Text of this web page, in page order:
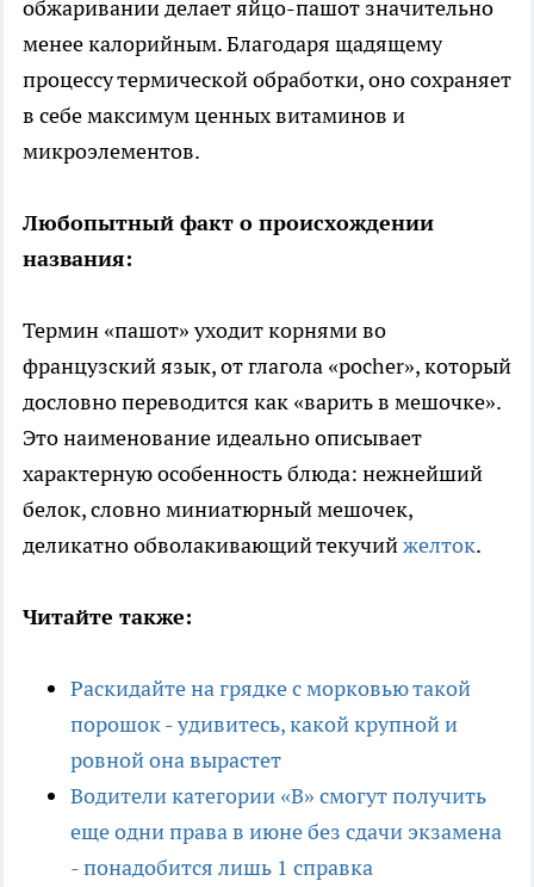
обжаривании делает яйцо-пашот значительно
менее калорийным. Благодаря щадящему
процессу термической обработки, оно сохраняет
в себе максимум ценных витаминов и
микроэлементов.
Любопытный факт о происхождении
названия:
Термин «пашот» уходит корнями во
французский язык, от глагола «pocher», который
дословно переводится как «варить в мешочке».
Это наименование идеально описывает
характерную особенность блюда: нежнейший
белок, словно миниатюрный мешочек,
деликатно обволакивающий текучийжелток.
Читайте также:
Раскидайте на грядке с морковью такой
порошок - удивитесь, какой крупной и
ровной она вырастет
Водители категории «В» смогут получить
еще одни права в июне без сдачи экзамена
- понадобится лишь 1 справка